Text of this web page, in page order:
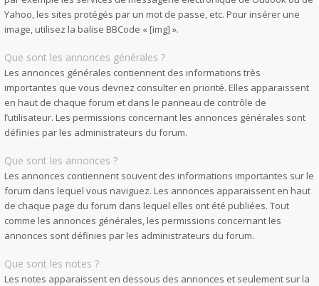
Yahoo, les sites protégés par un mot de passe, etc. Pour insérer une
image, utilisez la balise BBCode « [img] ».
Que sont les annonces générales ?
Les annonces générales contiennent des informations très
importantes que vous devriez consulter en priorité. Elles apparaissent
en haut de chaque forum et dans le panneau de contrôle de
l’utilisateur. Les permissions concernant les annonces générales sont
définies par les administrateurs du forum.
Que sont les annonces ?
Les annonces contiennent souvent des informations importantes sur le
forum dans lequel vous naviguez. Les annonces apparaissent en haut
de chaque page du forum dans lequel elles ont été publiées. Tout
comme les annonces générales, les permissions concernant les
annonces sont définies par les administrateurs du forum.
Que sont les notes ?
Les notes apparaissent en dessous des annonces et seulement sur la